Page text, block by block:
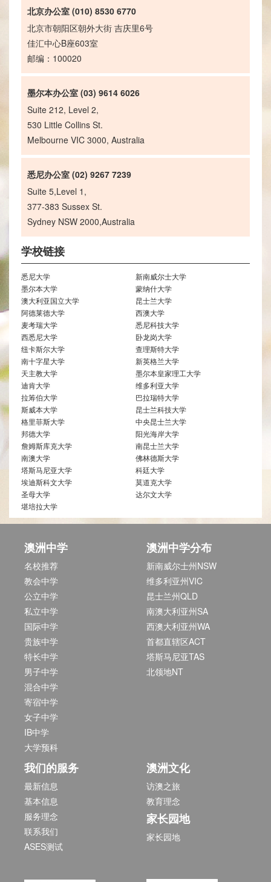
北京办公室 (010) 8530 6770
北京市朝阳区朝外大街 吉庆里6号
佳汇中心B座603室
邮编：100020
墨尔本办公室 (03) 9614 6026
Suite 212, Level 2,
530 Little Collins St.
Melbourne VIC 3000, Australia
悉尼办公室 (02) 9267 7239
Suite 5,Level 1,
377-383 Sussex St.
Sydney NSW 2000,Australia
学校链接
悉尼大学
新南威尔士大学
墨尔本大学
蒙纳什大学
澳大利亚国立大学
昆士兰大学
阿德莱德大学
西澳大学
麦考瑞大学
悉尼科技大学
西悉尼大学
卧龙岗大学
纽卡斯尔大学
查理斯特大学
南十字星大学
新英格兰大学
天主教大学
墨尔本皇家理工大学
迪肯大学
维多利亚大学
拉筹伯大学
巴拉瑞特大学
斯威本大学
昆士兰科技大学
格里菲斯大学
中央昆士兰大学
邦德大学
阳光海岸大学
詹姆斯库克大学
南昆士兰大学
南澳大学
佛林德斯大学
塔斯马尼亚大学
科廷大学
埃迪斯科文大学
莫道克大学
圣母大学
达尔文大学
堪培拉大学
澳洲中学
名校推荐
教会中学
公立中学
私立中学
国际中学
贵族中学
特长中学
男子中学
混合中学
寄宿中学
女子中学
IB中学
大学预科
澳洲中学分布
新南威尔士州NSW
维多利亚州VIC
昆士兰州QLD
南澳大利亚州SA
西澳大利亚州WA
首都直辖区ACT
塔斯马尼亚TAS
北领地NT
我们的服务
最新信息
基本信息
服务理念
联系我们
ASES测试
澳洲文化
访澳之旅
教育理念
家长园地
家长园地